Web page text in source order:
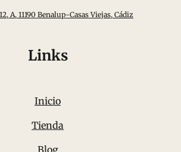
A, 11190 Benalup-Casas Viejas, Cádiz
Links
Inicio
Tienda
Blog